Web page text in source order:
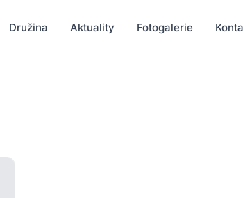
Družina Aktuality Fotogalerie